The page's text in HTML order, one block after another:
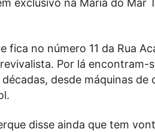
exclusivo na Maria do Mar
fica no número 11 da Rua
Por lá encontram-
desde máquinas de
disse ainda que tem